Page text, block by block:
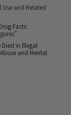
and Related
Facts:
”
Died in Illegal
and Mental